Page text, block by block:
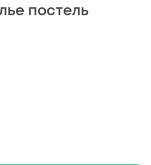
постель